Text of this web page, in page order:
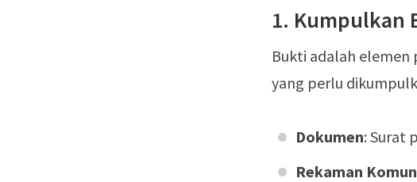
1. Kumpulkan
Bukti adalah elemen
yang perlu
Dokumen: Surat
Rekaman